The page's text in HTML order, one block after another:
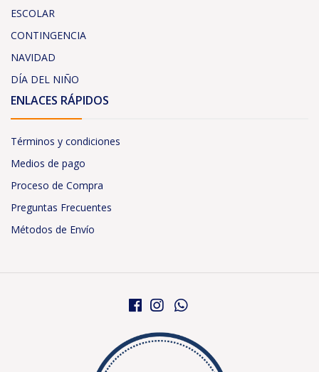
ESCOLAR
CONTINGENCIA
NAVIDAD
DÍA DEL NIÑO
ENLACES RÁPIDOS
Términos y condiciones
Medios de pago
Proceso de Compra
Preguntas Frecuentes
Métodos de Envío